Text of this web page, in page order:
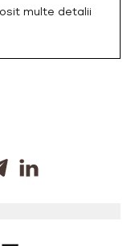
multe detalii